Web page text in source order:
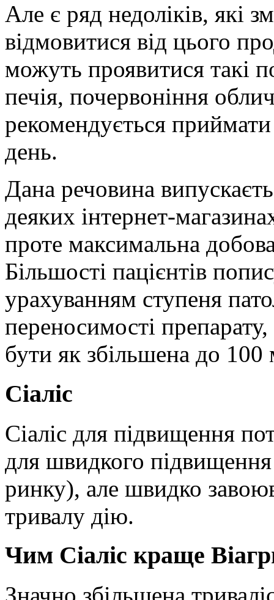
Але є ряд недоліків, які
відмовитися від цього
можуть проявитися такі
печія, почервоніння
рекомендується
день.
Дана речовина
деяких інтернет-
проте максимальна
Більшості пацієнтів
урахуванням ступеня
переносимості
бути як збільшена до 100
Сіаліс
Сіаліс для підвищення
для швидкого
ринку), але швидко
тривалу дію.
Чим Сіаліс краще